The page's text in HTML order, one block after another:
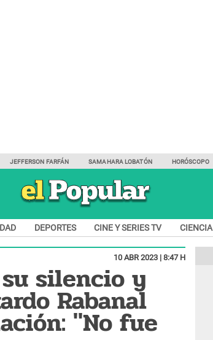
JEFFERSON FARFÁN SAMAHARA LOBATÓN HORÓSCOPO
DEPORTES CINE Y SERIES TV CIENCIA
10 ABR 2023 | 8:47 H
silencio y
Rabanal
"No fue